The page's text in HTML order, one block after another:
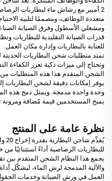
2 أمبير مع رشاش ماء لبطاريات
متعددة الوظائف، ومصممًا لتلبية
ومشغلي الأسطول وفرق الصيانة
قدرات الصيانة التقليدية للبطاريات
للعناية بالبطاريات وإدارة مكان العمل.
تمتد متطلبات شحن البطاريات
وتحتاج إلى ميزات ذكية تعزز الكفاءة
الشحن المتقدم هذا هذه المتطلبات
يوفر إمكانات دقيقة لشحن البطاريات
وحدة واحدة مدمجة. ويمثل دمج هذه
يمنح المستخدمين قيمة مُضافة ومرونة
نظرة عامة على المنتج
للبطاريات الرصاصية أداءً استثنائيًا
يجمع هذا النظام الشحن المتقدم بين
والآلية المدمجة لرش الماء، ليشكّل
العمل في ورش الصيانة وخدمات